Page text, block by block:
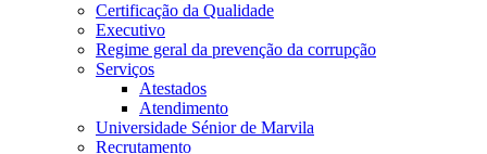
Certificação da Qualidade
Executivo
Regime geral da prevenção da corrupção
Serviços
Atestados
Atendimento
Universidade Sénior de Marvila
Recrutamento